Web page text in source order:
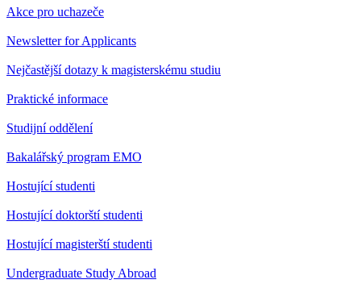
Akce pro uchazeče
Newsletter for Applicants
Nejčastější dotazy k magisterskému studiu
Praktické informace
Studijní oddělení
Bakalářský program EMO
Hostující studenti
Hostující doktorští studenti
Hostující magisterští studenti
Undergraduate Study Abroad